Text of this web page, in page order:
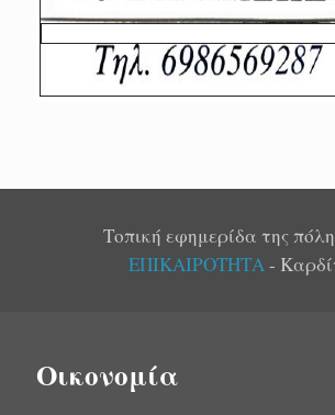
Τοπική εφημερίδα της
ΕΠΙΚΑΙΡΟΤΗΤΑ-
Οικονομία